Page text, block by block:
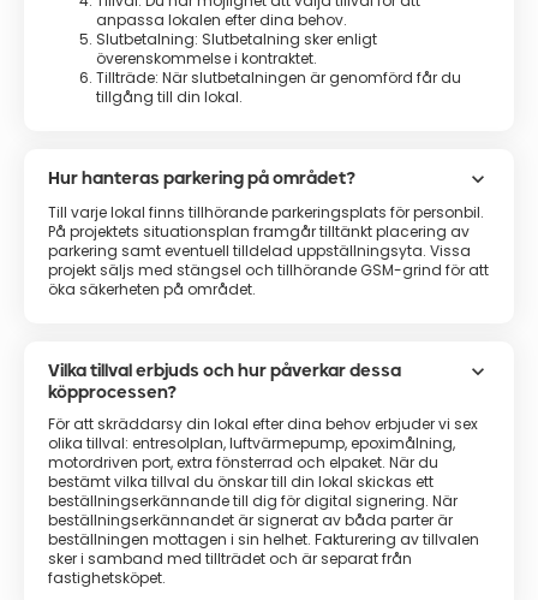
anpassa lokalen efter dina behov.
Slutbetalning: Slutbetalning sker enligt
överenskommelse i kontraktet.
Tillträde: När slutbetalningen är genomförd får du
tillgång till din lokal.
Hur hanteras parkering på området? keyboard_arrow_down
Till varje lokal finns tillhörande parkeringsplats för personbil.
På projektets situationsplan framgår tilltänkt placering av
parkering samt eventuell tilldelad uppställningsyta. Vissa
projekt säljs med stängsel och tillhörande GSM-grind för att
öka säkerheten på området.
Vilka tillval erbjuds och hur påverkar dessa
köpprocessen?
keyboard_arrow_down
För att skräddarsy din lokal efter dina behov erbjuder vi sex
olika tillval: entresolplan, luftvärmepump, epoximålning,
motordriven port, extra fönsterrad och elpaket. När du
bestämt vilka tillval du önskar till din lokal skickas ett
beställningserkännande till dig för digital signering. När
beställningserkännandet är signerat av båda parter är
beställningen mottagen i sin helhet. Fakturering av tillvalen
sker i samband med tillträdet och är separat från
fastighetsköpet.